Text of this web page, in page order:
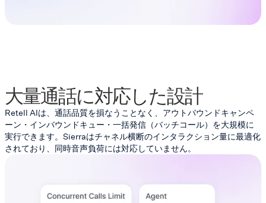
大量通話に対応した設計
Retell AIは、通話品質を損なうことなく、アウトバウンドキャンペ
ーン・インバウンドキュー・一括発信（バッチコール）を大規模に
実行できます。Sierraはチャネル横断のインタラクション量に最適化
されており、同時音声負荷には対応していません。